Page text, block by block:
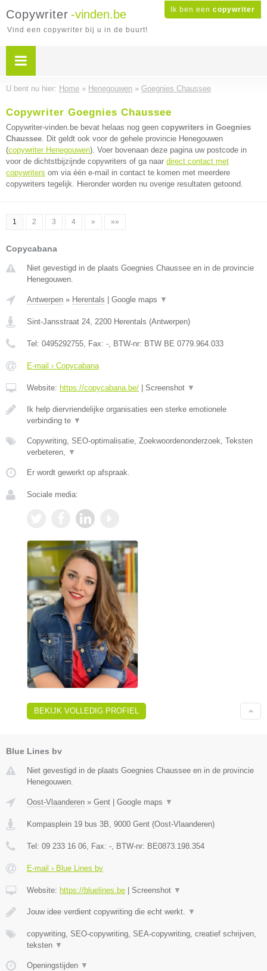
Ik ben een copywriter
Copywriter -vinden.be
Vind een copywriter bij u in de buurt!
U bent nu hier: Home » Henegouwen » Goegnies Chaussee
Copywriter Goegnies Chaussee
Copywriter-vinden.be bevat helaas nog geen copywriters in Goegnies
Chaussee. Dit geldt ook voor de gehele provincie Henegouwen
(copywriter Henegouwen). Voer bovenaan deze pagina uw postcode in
voor de dichtstbijzijnde copywriters of ga naar direct contact met
copywriters om via één e-mail in contact te komen met meerdere
copywriters tegelijk. Hieronder worden nu overige resultaten getoond.
1 2 3 4 » »»
Copycabana
Niet gevestigd in de plaats Goegnies Chaussee en in de provincie
Henegouwen.
Antwerpen » Herentals Google maps ▼
Sint-Jansstraat 24, 2200 Herentals (Antwerpen)
Tel: 0495292755, Fax: -, BTW-nr: BTW BE 0779.964.033
E-mail › Copycabana
Website: https://copycabana.be/ Screenshot ▼
Ik help diervriendelijke organisaties een sterke emotionele
verbinding te ▼
Copywriting, SEO-optimalisatie, Zoekwoordenonderzoek, Teksten
verbeteren, ▼
Er wordt gewerkt op afspraak.
Sociale media:
BEKIJK VOLLEDIG PROFIEL
Blue Lines bv
Niet gevestigd in de plaats Goegnies Chaussee en in de provincie
Henegouwen.
Oost-Vlaanderen » Gent Google maps ▼
Kompasplein 19 bus 3B, 9000 Gent (Oost-Vlaanderen)
Tel: 09 233 16 06, Fax: -, BTW-nr: BE0873.198.354
E-mail › Blue Lines bv
Website: https://bluelines.be Screenshot ▼
Jouw idee verdient copywriting die echt werkt. ▼
copywriting, SEO-copywriting, SEA-copywriting, creatief schrijven,
teksten ▼
Openingstijden ▼